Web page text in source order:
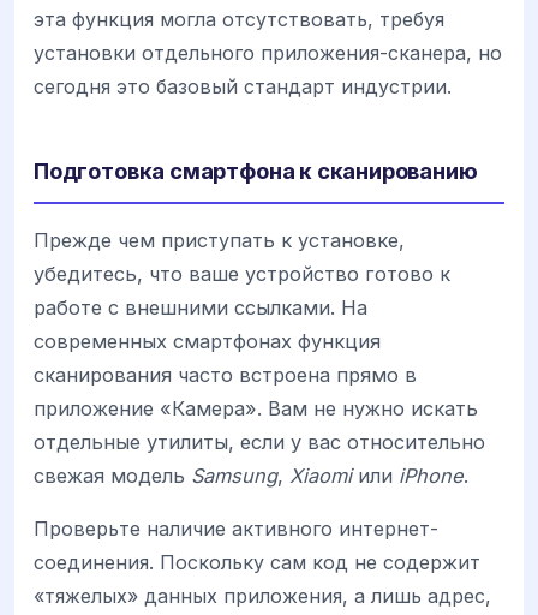
эта функция могла отсутствовать, требуя
установки отдельного приложения-сканера, но
сегодня это базовый стандарт индустрии.
Подготовка смартфона к сканированию
Прежде чем приступать к установке,
убедитесь, что ваше устройство готово к
работе с внешними ссылками. На
современных смартфонах функция
сканирования часто встроена прямо в
приложение «Камера». Вам не нужно искать
отдельные утилиты, если у вас относительно
свежая модель Samsung, Xiaomiили iPhone.
Проверьте наличие активного интернет-
соединения. Поскольку сам код не содержит
«тяжелых» данных приложения, а лишь адрес,